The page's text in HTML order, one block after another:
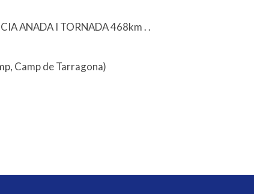
ANADA I TORNADA 468km . .
Camp de Tarragona)